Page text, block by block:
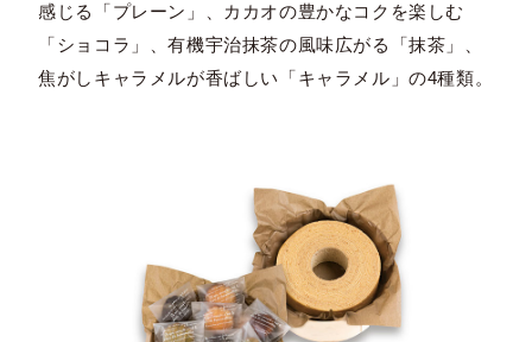
感じる「プレーン」、カカオの豊かなコクを楽しむ
「ショコラ」、有機宇治抹茶の風味広がる「抹茶」、
焦がしキャラメルが香ばしい「キャラメル」の4種類。